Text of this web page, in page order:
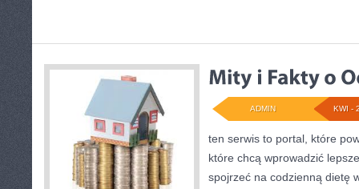
KWI -
ADMIN
ten serwis to portal, które
które chcą wprowadzić
spojrzeć na codzienną dietę